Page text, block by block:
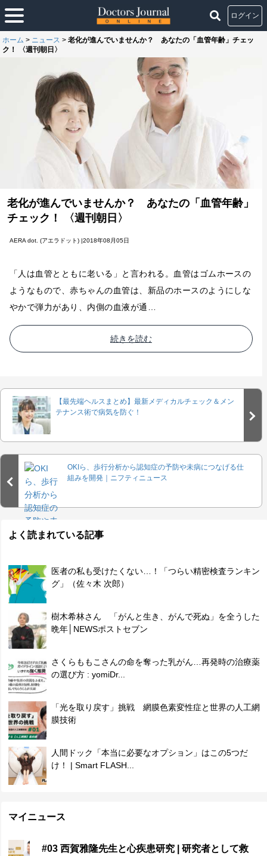
ログイン
ホーム > ニュース > 老化が進んでいませんか？ あなたの「血管年齢」チェッ
ク！ 〈週刊朝日〉
老化が進んでいませんか？ あなたの「血管年齢」
チェック！ 〈週刊朝日〉
AERA dot. (アエラドット) |2018年08月05日
「人は血管とともに老いる」と言われる。血管はゴムホースの
ようなもので、赤ちゃんの血管は、新品のホースのようにしな
やかで弾力があり、内側の血液が通…
続きを読む
【最先端ヘルスまとめ】最新メディカルチェック＆メン
テナンス術で病気を防ぐ！
OKIら、歩行分析から認知症の予防や未病につなげる仕
組みを開発｜ニフティニュース
よく読まれている記事
医者の私も受けたくない…！「つらい精密検査ランキン
グ」（佐々木 次郎）
樹木希林さん 「がんと生き、がんで死ぬ」を全うした
晩年│NEWSポストセブン
さくらももこさんの命を奪った乳がん…再発時の治療薬
の選び方 : yomiDr...
「光を取り戻す」挑戦 網膜色素変性症と世界の人工網
膜技術
人間ドック「本当に必要なオプション」はこの5つだ
け！ | Smart FLASH...
マイニュース
#03 西賀雅隆先生と心疾患研究 | 研究者として救